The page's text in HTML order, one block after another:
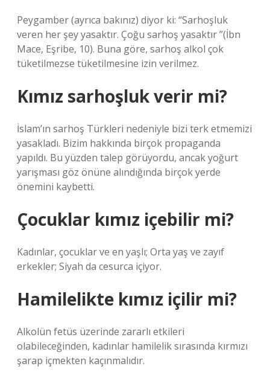
Peygamber (ayrıca bakınız) diyor ki: “Sarhoşluk
veren her şey yasaktır. Çoğu sarhoş yasaktır ”(İbn
Mace, Eşribe, 10). Buna göre, sarhoş alkol çok
tüketilmezse tüketilmesine izin verilmez.
Kımız sarhoşluk verir mi?
İslam’ın sarhoş Türkleri nedeniyle bizi terk etmemizi
yasakladı. Bizim hakkında birçok propaganda
yapıldı. Bu yüzden talep görüyordu, ancak yoğurt
yarışması göz önüne alındığında birçok yerde
önemini kaybetti.
Çocuklar kımız içebilir mi?
Kadınlar, çocuklar ve en yaşlı; Orta yaş ve zayıf
erkekler; Siyah da cesurca içiyor.
Hamilelikte kımız içilir mi?
Alkolün fetüs üzerinde zararlı etkileri
olabileceğinden, kadınlar hamilelik sırasında kırmızı
şarap içmekten kaçınmalıdır.